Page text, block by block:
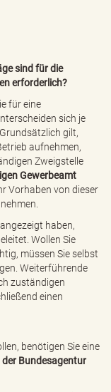
sind für die
erforderlich?
für eine
sich je
gilt,
aufnehmen,
Zweigstelle
Gewerbeamt
Vorhaben von dieser
angezeigt haben,
Wollen Sie
müssen Sie selbst
Weiterführende
zuständigen
einen
benötigen Sie eine
der Bundesagentur